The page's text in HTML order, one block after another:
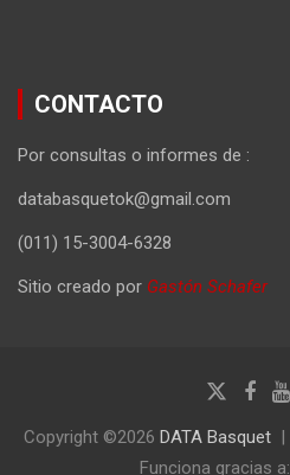
CONTACTO
Por consultas o informes de :
databasquetok@gmail.com
(011) 15-3004-6328
Sitio creado por Gastón Schafer
Copyright ©2026 DATA Basquet
Funciona gracias a: